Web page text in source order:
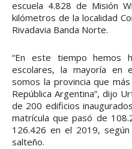
escuela 4.828 de Misión
kilómetros de la localidad
Rivadavia Banda Norte.
“En este tiempo hemos
escolares, la mayoría en
somos la provincia que
República Argentina”, dijo
de 200 edificios
matrícula que pasó de
126.426 en el 2019,
salteño.